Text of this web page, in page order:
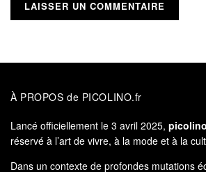
À PROPOS de PICOLINO.fr
Lancé officiellement le 3 avril 2025,
réservé à l’art de vivre, à la mode et à la
Dans un contexte de profondes mutations